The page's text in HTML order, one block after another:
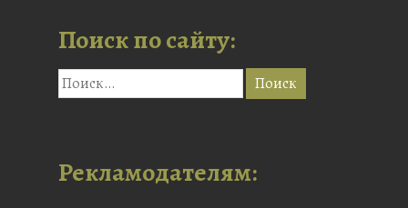
Поиск по сайту:
Рекламодателям: